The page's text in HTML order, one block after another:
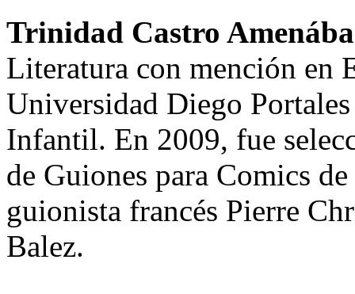
Trinidad Castro
Literatura con mención en
Universidad Diego
Infantil. En 2009, fue
de Guiones para Comics
guionista francés Pierre
Balez.